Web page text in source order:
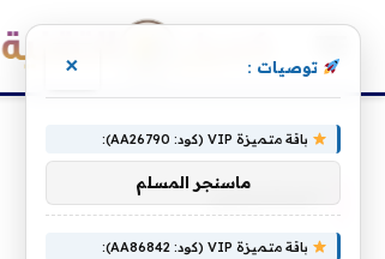
الرئيسية
المشتركين
توصيات : ×
باقة متميزة VIP (كود: AA26790):
ماسنجر المسلم
باقة متميزة VIP (كود: AA86842):